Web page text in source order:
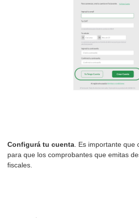
Configurá tu cuenta . Es importante
para que los comprobantes que emitas
fiscales.